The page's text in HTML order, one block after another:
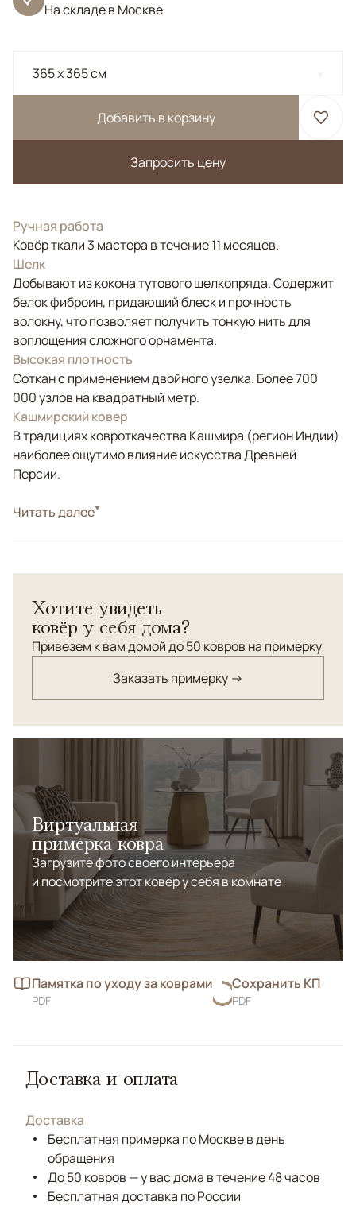
На складе в Москве
365 x 365 см
Добавить в корзину
Запросить цену
Ручная работа
Ковёр ткали 3 мастера в течение 11 месяцев.
Шелк
Добывают из кокона тутового шелкопряда. Содержит
белок фиброин, придающий блеск и прочность
волокну, что позволяет получить тонкую нить для
воплощения сложного орнамента.
Высокая плотность
Соткан с применением двойного узелка. Более 700
000 узлов на квадратный метр.
Кашмирский ковер
В традициях ковроткачества Кашмира (регион Индии)
наиболее ощутимо влияние искусства Древней
Персии.
СтильКлассические
орнаментом. Уточная основа из хлопка.
Читать далее
Хотите увидеть
ковёр у себя дома?
Привезем к вам домой до 50 ковров на примерку
Заказать примерку →
Виртуальная
примерка ковра
Загрузите фото своего интерьера
и посмотрите этот ковёр у себя в комнате
Памятка по уходу за коврами
PDF
Сохранить КП
PDF
Доставка и оплата
Доставка
Бесплатная примерка по Москве в день
обращения
До 50 ковров — у вас дома в течение 48 часов
Бесплатная доставка по России